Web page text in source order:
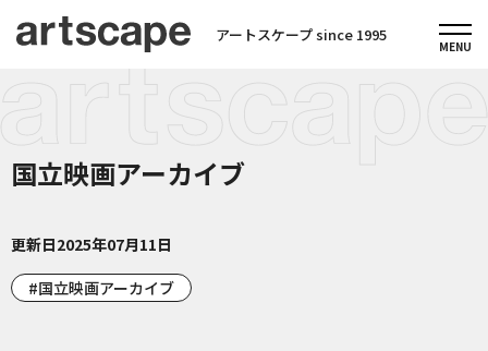
アートスケープ since 1995
国立映画アーカイブ
更新日2025年07月11日
国立映画アーカイブ